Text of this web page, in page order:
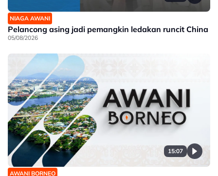
NIAGA AWANI
Pelancong asing jadi pemangkin ledakan runcit China
05/08/2026
15:07
AWANI BORNEO